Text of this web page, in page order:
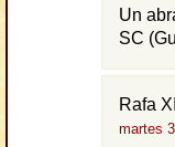
Un
SC
Rafa
martes